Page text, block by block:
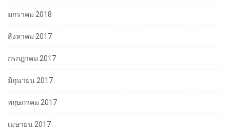
มกราคม 2018
สิงหาคม 2017
กรกฎาคม 2017
มิถุนายน 2017
พฤษภาคม 2017
เมษายน 2017